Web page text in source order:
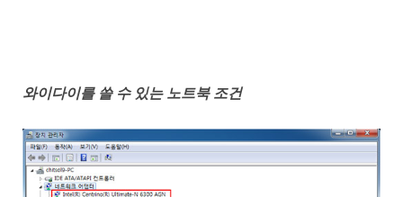
와이다이를 쓸 수 있는 노트북 조건